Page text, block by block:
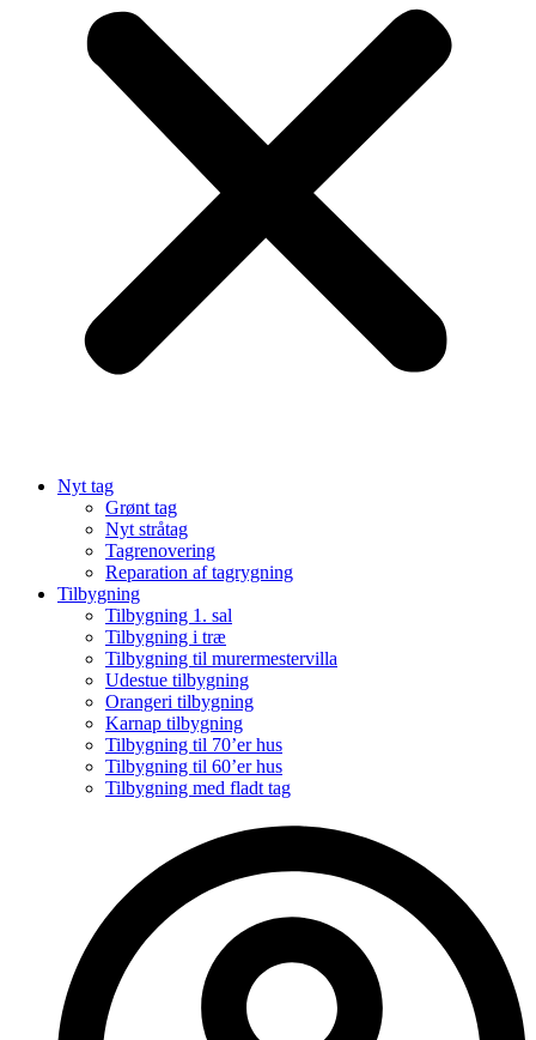
Nyt tag
Grønt tag
Nyt stråtag
Tagrenovering
Reparation af tagrygning
Tilbygning
Tilbygning 1. sal
Tilbygning i træ
Tilbygning til murermestervilla
Udestue tilbygning
Orangeri tilbygning
Karnap tilbygning
Tilbygning til 70’er hus
Tilbygning til 60’er hus
Tilbygning med fladt tag